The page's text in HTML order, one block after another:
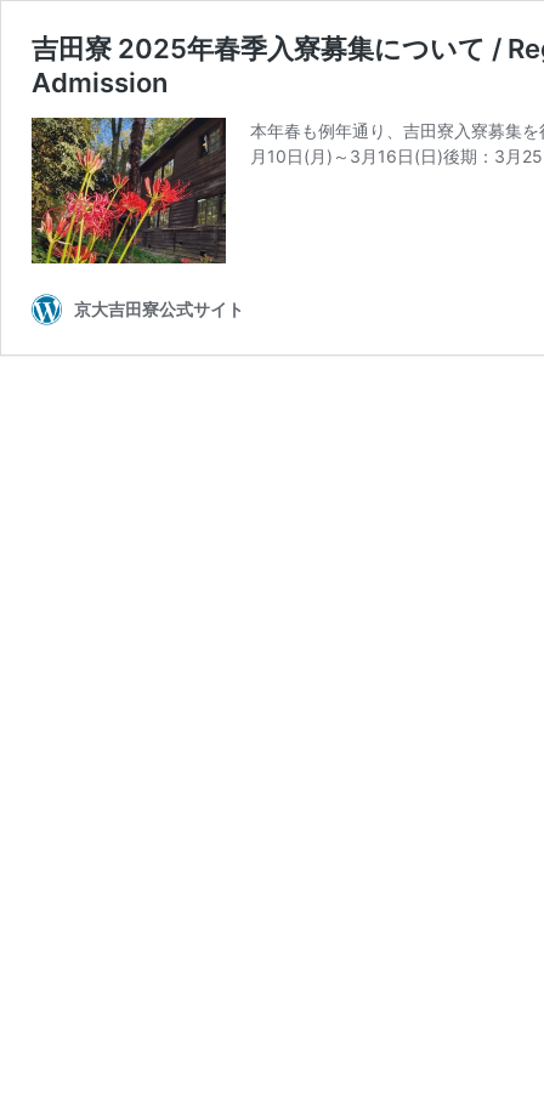
吉田寮 2025年春季入寮募集について /
Admission
本年春も例年通り、吉田寮入寮募集
月10日(月)～3月16日(日)後期：3
京大吉田寮公式サイト